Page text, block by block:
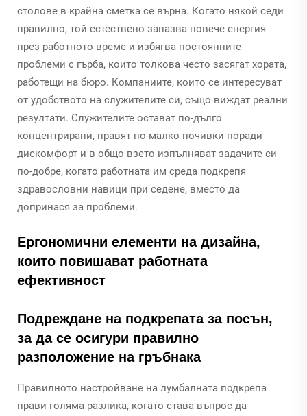
столове в крайна сметка се върна. Когато някой седи
правилно, той естествено запазва повече енергия
през работното време и избягва постоянните
проблеми с гърба, които толкова често засягат хората,
работещи на бюро. Компаниите, които се интересуват
от удобството на служителите си, също виждат реални
резултати. Служителите остават по-дълго
концентрирани, правят по-малко почивки поради
дискомфорт и в общо взето изпълняват задачите си
по-добре, когато работната им среда подкрепя
здравословни навици при седене, вместо да
допринася за проблеми.
Ергономични елементи на дизайна,
които повишават работната
ефективност
Подреждане на подкрепата за посън,
за да се осигури правилно
разположение на гръбнака
Правилното настройване на лумбалната подкрепа
прави голяма разлика, когато става въпрос да